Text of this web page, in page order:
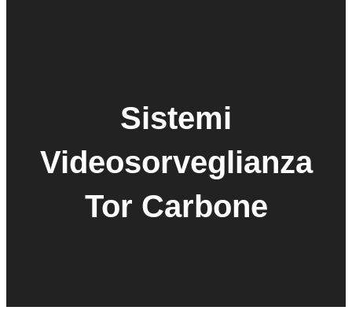
Sistemi
Videosorveglianza
Tor Carbone